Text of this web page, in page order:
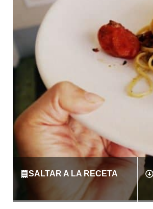
SALTAR A LA RECETA